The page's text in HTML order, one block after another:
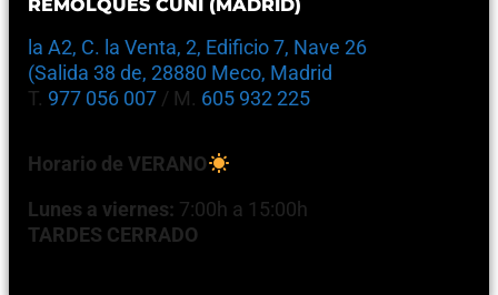
REMOLQUES CUNI (MADRID)
la A2, C. la Venta, 2, Edificio 7, Nave 26
(Salida 38 de, 28880 Meco, Madrid
T. 977 056 007 / M. 605 932 225
Horario de VERANO
Lunes a viernes: 7:00h a 15:00h
TARDES CERRADO